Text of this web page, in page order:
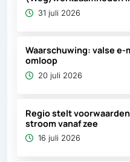
31 juli 2026
Waarschuwing: valse
omloop
20 juli 2026
Regio stelt
stroom vanaf zee
16 juli 2026